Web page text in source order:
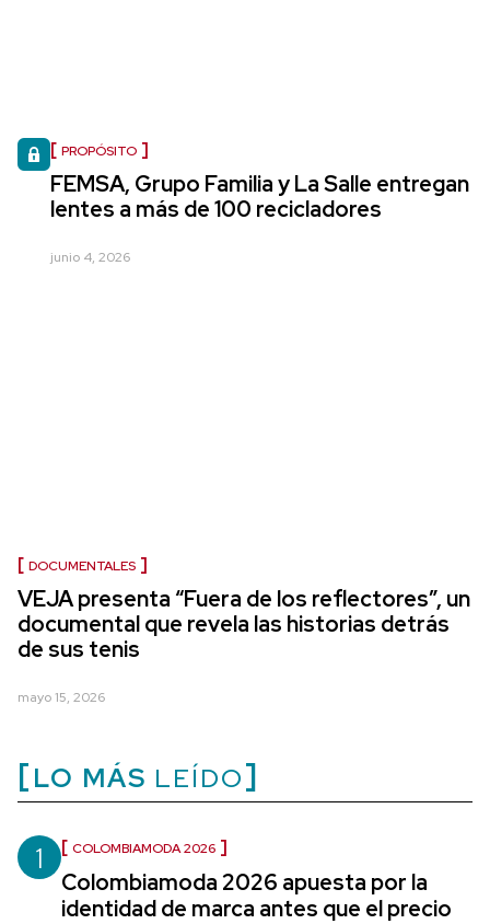
PROPÓSITO
FEMSA, Grupo Familia y La Salle entregan
lentes a más de 100 recicladores
junio 4, 2026
DOCUMENTALES
VEJA presenta “Fuera de los reflectores”, un
documental que revela las historias detrás
de sus tenis
mayo 15, 2026
LO MÁS LEÍDO
1 COLOMBIAMODA 2026
Colombiamoda 2026 apuesta por la
identidad de marca antes que el precio